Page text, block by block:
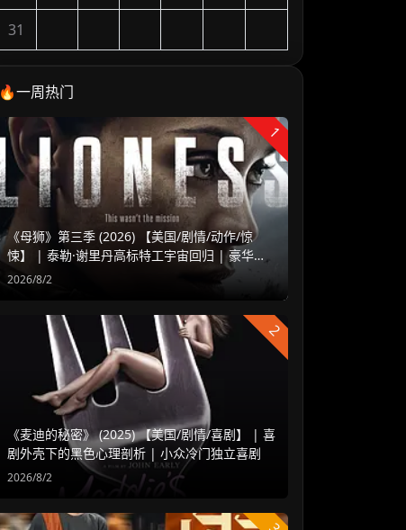
31
🔥一周热门
1
《母狮》第三季 (2026) 【美国/剧情/动作/惊
悚】 | 泰勒·谢里丹高标特工宇宙回归 | 豪华阵
容延续高水准硬核谍战
2026/8/2
2
《麦迪的秘密》 (2025) 【美国/剧情/喜剧】 | 喜
剧外壳下的黑色心理剖析 | 小众冷门独立喜剧
2026/8/2